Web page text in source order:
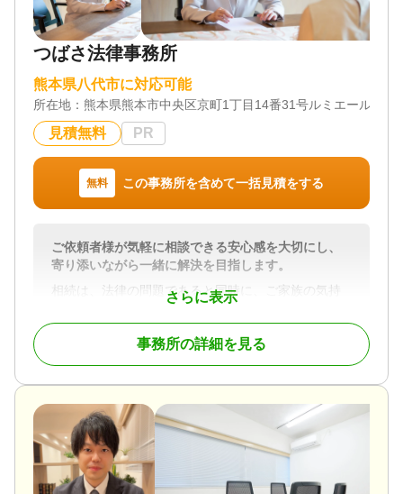
つばさ法律事務所
熊本県八代市に対応可能
所在地： 熊本県熊本市中央区京町1丁目14番31号ルミエール観音
見積無料 PR
無料 この事務所を含めて一括見積をする
さらに表示
ご依頼者様が気軽に相談できる安心感を大切にし、
寄り添いながら一緒に解決を目指します。
相続は、法律の問題であると同時に、ご家族の気持
ちが深く関わる、とても繊細な問題です。
「何から手をつけたらよいかわからない」「家族関
係がこじれてしまいそうで不安」「できれば穏やか
に解決したい」ーーそのようなお悩みを抱えてご相
当事務所では、相続にかんするご相談をお受けする
際、まずはお話しを丁寧にうかがうことを大切にし
ています。法律的に正しい結論を示すだけでなく、
ご相談者様がどのような思いでおられるのか、ご家
族との関係を今後どうしていきたいのかを踏まえた
事務所の詳細を見る